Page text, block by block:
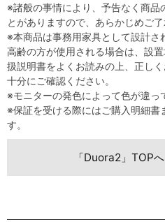
※諸般の事情により、予告なく商品
とがありますので、あらかじめご了
※本商品は事務用家具として設計さ
高齢の方が使用される場合は、設
扱説明書をよくお読みの上、正し
十分にご確認ください。
※モニターの発色によって色が違っ
※保証を受ける際にはご購入明細書
す。
「Duora2」TOPへ